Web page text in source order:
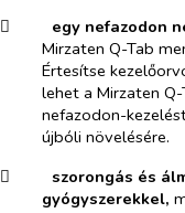
​
egy nefazodon
Mirzaten Q-Tab
Értesítse
lehet a Mirzaten
nefazodon-
újbóli növelésére.
​
szorongás és
gyógyszerekkel,